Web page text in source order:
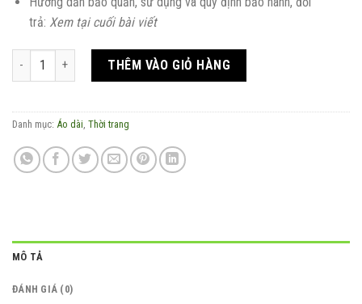
trả: Xem tại cuối bài viết
Áo dài suông cách tân màu tím hoa phi yến số lượng
THÊM VÀO GIỎ HÀNG
Danh mục: Áo dài Thời trang
MÔ TẢ
ĐÁNH GIÁ (0)